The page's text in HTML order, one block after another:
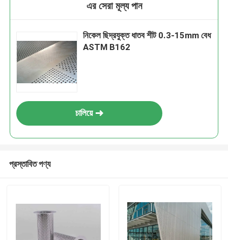
এর সেরা মূল্য পান
নিকেল ছিদ্রযুক্ত ধাতব শীট 0.3-15mm বেধ
ASTM B162
চালিয়ে
প্রস্তাবিত পণ্য